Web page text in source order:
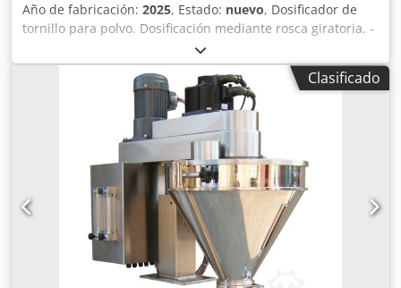
Año de fabricación: 2025, Estado: nuevo, Dosificador de
tornillo para polvo. Dosificación mediante rosca giratoria. -
Especificaciones: Rango de llenado: 5-3000g; Capacidad de
tolva de llenado: 50 litros; Tolva con apertura lateral;
Construcción en acero inoxidable 304; Fuente de
alimentación: 220~415 V; Consumo de energía: 1,4kW.
Dodpfxov Nnmro Adtjck Tenga en cuenta que nuestros
nuevos precios suelen ser más bajos que los precios
usados habituales. Simplemente pregúntenos y díganos su
tarea de embalaje. - Normalmente hay entre 30 y 50
máquinas nuevas diferentes disponibles de inmediato en
stock. Además, tenemos plazos de entrega muy cortos de
aproximadamente 3 semanas para máquinas fabricadas
según las especificaciones del cliente. - Todas las
máquinas están disponibles con garantía total.
Clasificado